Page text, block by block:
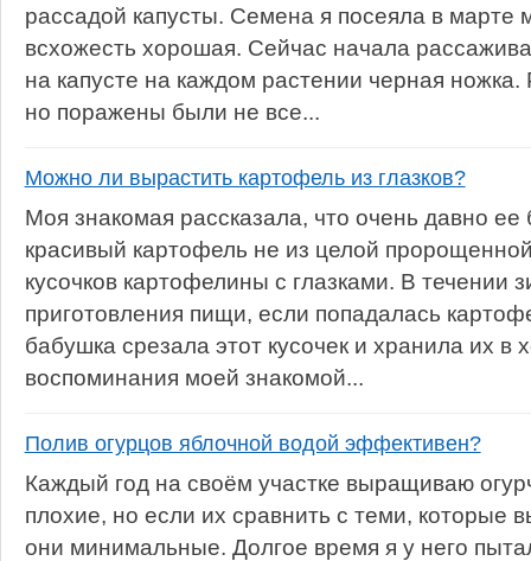
рассадой капусты. Семена я посеяла в марте
всхожесть хорошая. Сейчас начала
на капусте на каждом растении черная
но поражены были не все...
Можно ли вырастить картофель из глазков?
Моя знакомая рассказала, что очень давно
красивый картофель не из целой
кусочков картофелины с глазками. В течении
приготовления пищи, если попадалась
бабушка срезала этот кусочек и хранила их в
воспоминания моей знакомой...
Полив огурцов яблочной водой эффективен?
Каждый год на своём участке выращиваю
плохие, но если их сравнить с теми, которые
они минимальные. Долгое время я у него